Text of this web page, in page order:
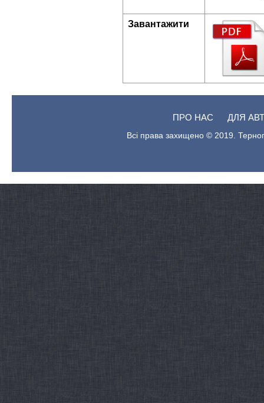
Завантажити
ПРО НАС ДЛЯ
Всі права захищено © 2019.